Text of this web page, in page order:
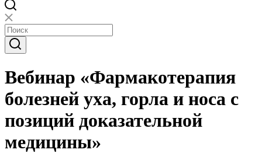
Вебинар «Фармакотерапия
болезней уха, горла и носа с
позиций доказательной
медицины»